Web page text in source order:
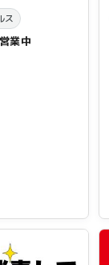
ス
業中